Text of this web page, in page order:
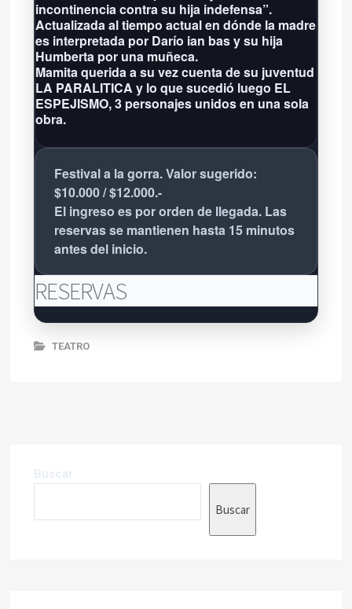
incontinencia contra su hija indefensa”.
Actualizada al tiempo actual en dónde la madre
es interpretada por Darío ian bas y su hija
Humberta por una muñeca.
Mamita querida a su vez cuenta de su juventud
LA PARALITICA y lo que sucedió luego EL
ESPEJISMO, 3 personajes unidos en una sola
obra.
Festival a la gorra. Valor sugerido:
$10.000 / $12.000.-
El ingreso es por orden de llegada. Las
reservas se mantienen hasta 15 minutos
antes del inicio.
RESERVAS
TEATRO
Buscar